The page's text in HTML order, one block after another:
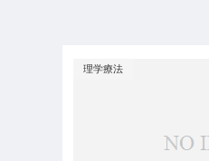
理学療法